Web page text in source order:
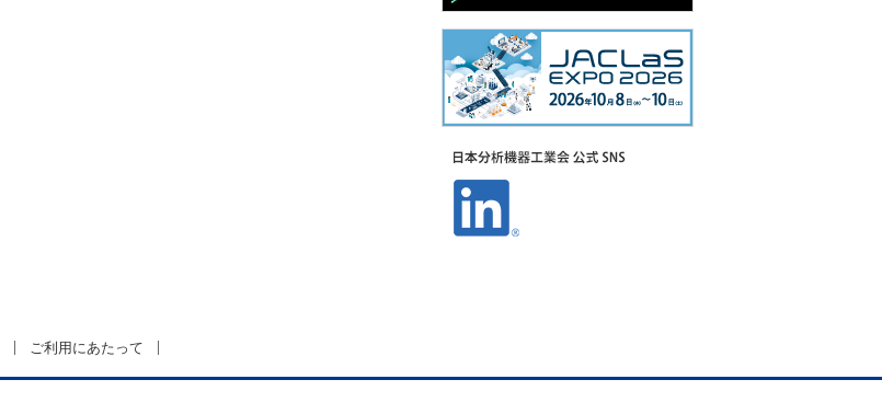
ご利用にあたって